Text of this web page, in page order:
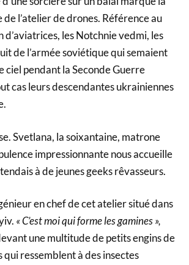
de l’atelier de drones. Référence au
les Notchnie vedmi, les
de l’armée soviétique qui semaient
ciel pendant la Seconde Guerre
cas leurs descendantes ukrainiennes
Svetlana, la soixantaine, matrone
impressionnante nous accueille
à de jeunes geeks rêvasseurs.
en chef de cet atelier situé dans
« C’est moi qui forme les gamines »,
une multitude de petits engins de
ressemblent à des insectes